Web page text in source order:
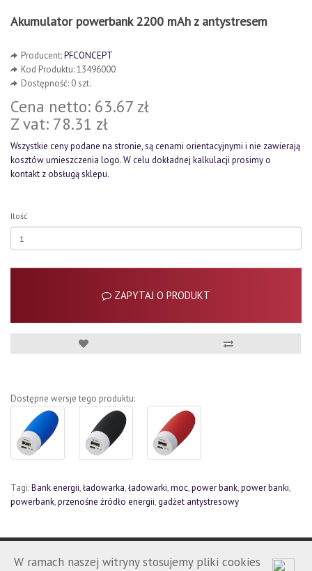
W ramach naszej witryny stosujemy pliki cookies
Akumulator powerbank 2200 mAh z antystresem
Producent:PFCONCEPT
Kod Produktu: 13496000
Dostępność: 0 szt.
Cena netto: 63.67 zł
Z vat: 78.31 zł
Wszystkie ceny podane na stronie, są cenami orientacyjnymi i nie zawierają
kosztów umieszczenia logo. W celu dokładnej kalkulacji prosimy o
kontakt z obsługą sklepu.
Ilość
ZAPYTAJ O PRODUKT
Dostępne wersje tego produktu:
Tagi:Bank energii,ładowarka,ładowarki,moc,power bank,power banki,
powerbank,przenośne źródło energii,gadżet antystresowy